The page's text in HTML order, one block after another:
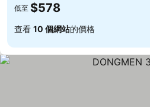
低至 $578
查看 10 個網站的價格